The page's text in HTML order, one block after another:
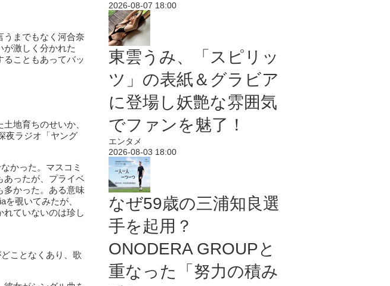
うまでもなく河合奈
激しく分かれた
こともあってバッ
地育ちのせいか、
夜ラジオ「ヤング
かった。マスコミ
あったが、プライベ
多かった。ある意味
覗いてみたが、
ていないのは珍し
ことなくあり、歌
2026-08-07 18:00
東雲うみ、「スピリッ
ツ」の表紙＆グラビア
に登場し妖艶な雰囲気
でファンを魅了！
エンタメ
2026-08-03 18:00
なぜ59歳の三浦知良選
手を起用？
ONODERA GROUPと
重なった「努力の積み